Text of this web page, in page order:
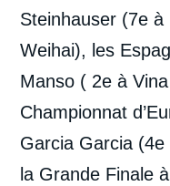
Steinhauser (7e
Weihai), les
Manso ( 2e à
Championnat
Garcia Garcia
la Grande Finale